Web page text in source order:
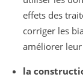
effets des
corriger les
améliorer
la